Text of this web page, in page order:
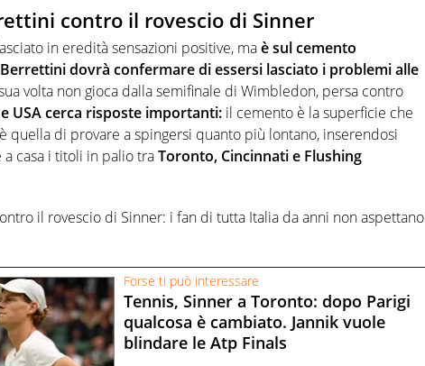
contro il rovescio di Sinner
in eredità sensazioni positive, maè sul cemento
dovrà confermare di essersi lasciato i problemi alle
volta non gioca dalla semifinale di Wimbledon, persa contro
USA cerca risposte importanti: il cemento è la superficie che
quella di provare a spingersi quanto più lontano, inserendosi
casa i titoli in palio traToronto, Cincinnati e Flushing
il rovescio di Sinner: i fan di tutta Italia da anni non aspettano
Forse ti può interessare
Tennis, Sinner a Toronto: dopo Parigi
qualcosa è cambiato. Jannik vuole
blindare le Atp Finals